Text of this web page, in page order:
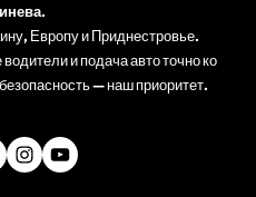
.
Европу и Приднестровье.
и подача авто точно ко
— наш приоритет.
Instagram YouTube